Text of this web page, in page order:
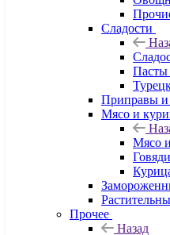
Сладости
Пасты
Приправы и
Мясо и
Мясо
Прочее
Назад